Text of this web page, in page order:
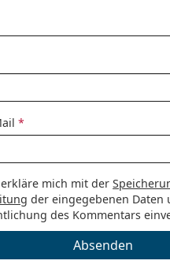
Tommy Hilfiger
*
mich mit der
der eingegebenen Daten
des Kommentars
Absenden